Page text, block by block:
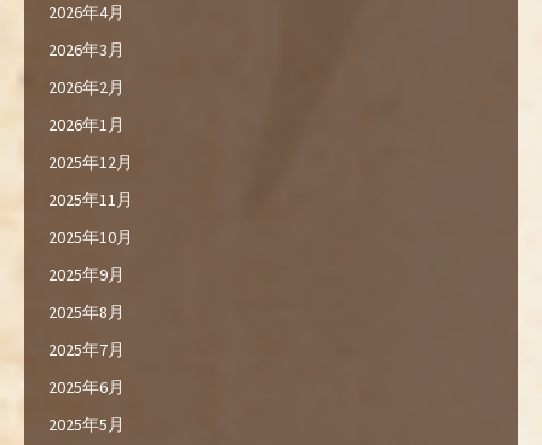
2026年4月
2026年3月
2026年2月
2026年1月
2025年12月
2025年11月
2025年10月
2025年9月
2025年8月
2025年7月
2025年6月
2025年5月